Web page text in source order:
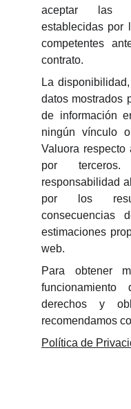
aceptar las
establecidas por
competentes
contrato.
La
datos mostrados
de información
ningún vínculo
Valuora
por
responsabilidad
por los
consecuencias
estimaciones
web.
Para obtener
derechos y
recomendamos
Política de